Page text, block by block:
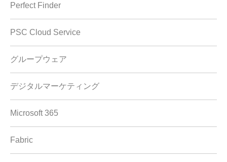
Perfect Finder
PSC Cloud Service
グループウェア
デジタルマーケティング
Microsoft 365
Fabric